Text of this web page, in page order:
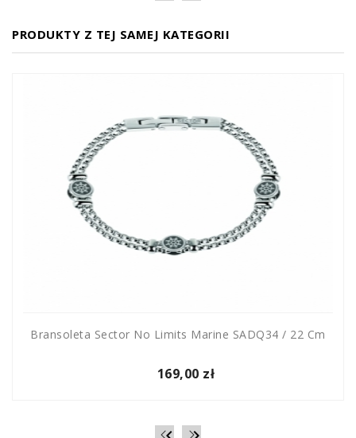
PRODUKTY Z TEJ SAMEJ KATEGORII
Bransoleta Sector No Limits Marine SADQ34 / 22 Cm
169,00 zł